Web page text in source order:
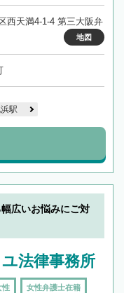
西天満4-1-4 第三大阪弁
地図
駅
広いお悩みにご対
法律事務所
性 女性弁護士在籍